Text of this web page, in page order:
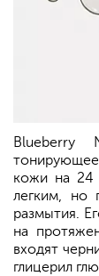
Blueberry
кожи на 24
легким, но
размытия.
на
входят
глицерил